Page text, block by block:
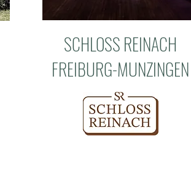
SCHLOSS REINACH
FREIBURG-MUNZINGEN